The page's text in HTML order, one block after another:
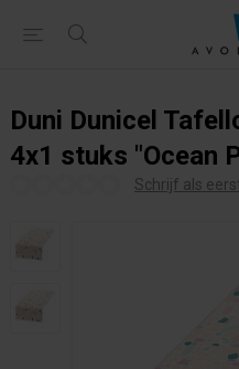
Duni Dunicel
4x1 stuks "Ocean
Schrijf als